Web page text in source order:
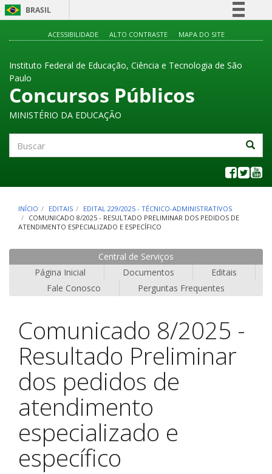
BRASIL
Participe
Legislação
ACESSIBILIDADE ALTO CONTRASTE MAPA DO SITE
Instituto Federal de Educação, Ciência e Tecnologia de São
Paulo
Concursos Públicos
MINISTÉRIO DA EDUCAÇÃO
INÍCIO EDITAIS
EDITAL 229/2025 - TÉCNICO-ADMINISTRATIVOS
COMUNICADO 8/2025 - RESULTADO PRELIMINAR DOS PEDIDOS DE
ATENDIMENTO ESPECIALIZADO E ESPECÍFICO
Central de Serviços
Página Inicial
Documentos
Editais
Fale Conosco
Perguntas Frequentes
Comunicado 8/2025 -
Resultado Preliminar
dos pedidos de
atendimento
especializado e
específico